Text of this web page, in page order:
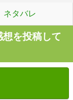
ネタバレ
を投稿して